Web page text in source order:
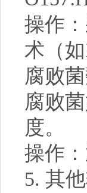
操作
术（如
腐败
腐败
度。
操作
5. 其